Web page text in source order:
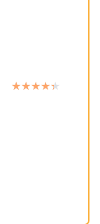
★★★★★
★★★★★